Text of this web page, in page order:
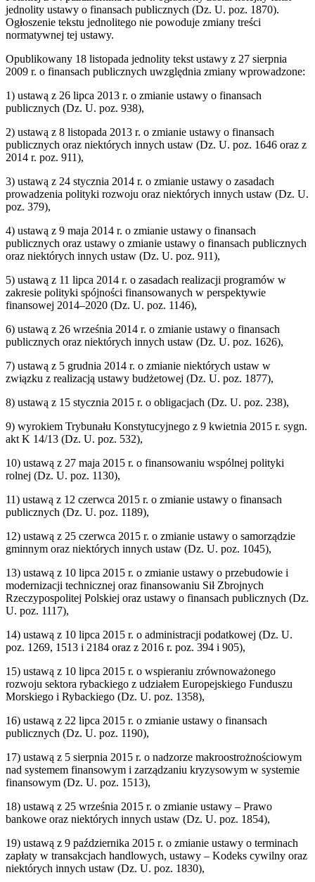
jednolity ustawy o finansach publicznych (Dz. U. poz. 1870).
Ogłoszenie tekstu jednolitego nie powoduje zmiany treści
normatywnej tej ustawy.
Opublikowany 18 listopada jednolity tekst ustawy z 27 sierpnia
2009 r. o finansach publicznych uwzględnia zmiany wprowadzone:
1) ustawą z 26 lipca 2013 r. o zmianie ustawy o finansach
publicznych (Dz. U. poz. 938),
2) ustawą z 8 listopada 2013 r. o zmianie ustawy o finansach
publicznych oraz niektórych innych ustaw (Dz. U. poz. 1646 oraz z
2014 r. poz. 911),
3) ustawą z 24 stycznia 2014 r. o zmianie ustawy o zasadach
prowadzenia polityki rozwoju oraz niektórych innych ustaw (Dz. U.
poz. 379),
4) ustawą z 9 maja 2014 r. o zmianie ustawy o finansach
publicznych oraz ustawy o zmianie ustawy o finansach publicznych
oraz niektórych innych ustaw (Dz. U. poz. 911),
5) ustawą z 11 lipca 2014 r. o zasadach realizacji programów w
zakresie polityki spójności finansowanych w perspektywie
finansowej 2014–2020 (Dz. U. poz. 1146),
6) ustawą z 26 września 2014 r. o zmianie ustawy o finansach
publicznych oraz niektórych innych ustaw (Dz. U. poz. 1626),
7) ustawą z 5 grudnia 2014 r. o zmianie niektórych ustaw w
związku z realizacją ustawy budżetowej (Dz. U. poz. 1877),
8) ustawą z 15 stycznia 2015 r. o obligacjach (Dz. U. poz. 238),
9) wyrokiem Trybunału Konstytucyjnego z 9 kwietnia 2015 r. sygn.
akt K 14/13 (Dz. U. poz. 532),
10) ustawą z 27 maja 2015 r. o finansowaniu wspólnej polityki
rolnej (Dz. U. poz. 1130),
11) ustawą z 12 czerwca 2015 r. o zmianie ustawy o finansach
publicznych (Dz. U. poz. 1189),
12) ustawą z 25 czerwca 2015 r. o zmianie ustawy o samorządzie
gminnym oraz niektórych innych ustaw (Dz. U. poz. 1045),
13) ustawą z 10 lipca 2015 r. o zmianie ustawy o przebudowie i
modernizacji technicznej oraz finansowaniu Sił Zbrojnych
Rzeczypospolitej Polskiej oraz ustawy o finansach publicznych (Dz.
U. poz. 1117),
14) ustawą z 10 lipca 2015 r. o administracji podatkowej (Dz. U.
poz. 1269, 1513 i 2184 oraz z 2016 r. poz. 394 i 905),
15) ustawą z 10 lipca 2015 r. o wspieraniu zrównoważonego
rozwoju sektora rybackiego z udziałem Europejskiego Funduszu
Morskiego i Rybackiego (Dz. U. poz. 1358),
16) ustawą z 22 lipca 2015 r. o zmianie ustawy o finansach
publicznych (Dz. U. poz. 1190),
17) ustawą z 5 sierpnia 2015 r. o nadzorze makroostrożnościowym
nad systemem finansowym i zarządzaniu kryzysowym w systemie
finansowym (Dz. U. poz. 1513),
18) ustawą z 25 września 2015 r. o zmianie ustawy – Prawo
bankowe oraz niektórych innych ustaw (Dz. U. poz. 1854),
19) ustawą z 9 października 2015 r. o zmianie ustawy o terminach
zapłaty w transakcjach handlowych, ustawy – Kodeks cywilny oraz
niektórych innych ustaw (Dz. U. poz. 1830),